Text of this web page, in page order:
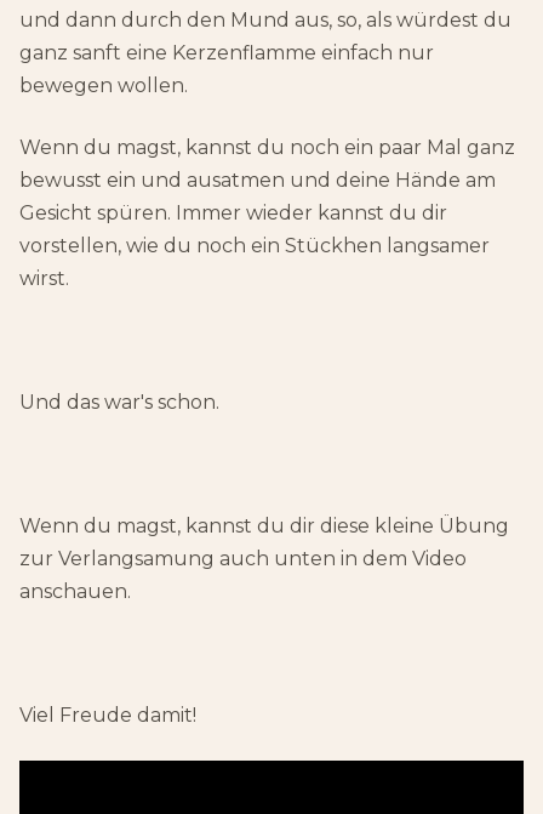
und dann durch den Mund aus, so, als würdest du
ganz sanft eine Kerzenflamme einfach nur
bewegen wollen.
Wenn du magst, kannst du noch ein paar Mal ganz
bewusst ein und ausatmen und deine Hände am
Gesicht spüren. Immer wieder kannst du dir
vorstellen, wie du noch ein Stückhen langsamer
wirst.
Und das war's schon.
Wenn du magst, kannst du dir diese kleine Übung
zur Verlangsamung auch unten in dem Video
anschauen.
Viel Freude damit!